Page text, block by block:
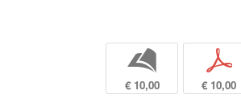
b
€ 10,00
p
€ 10,00